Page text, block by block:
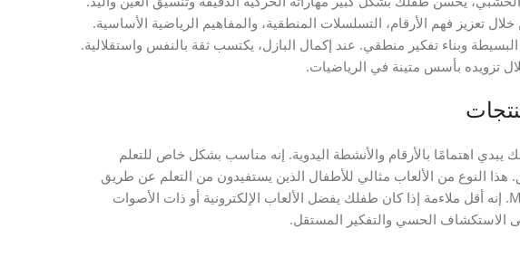
نمو الطفل بعمر 3 سنوات من خلال تعزيز فهم الأرقام، التسلسلات المنطقية، والمفاهيم الرياضية الأساسية.
وبناء تفكير منطقي. عند إكمال البازل، يكتسب ثقة بالنفس واستقلالية.
تزويده بأسس متينة في الرياضيات.
اهتمامًا بالأرقام والأنشطة اليدوية. إنه مناسب بشكل خاص للتعلم
هذا النوع من الألعاب مثالي للأطفال الذين يستفيدون من التعلم عن طريق
التلاعب، مستوحى من مبادئ تربية Montessori. إنه أقل ملاءمة إذا كان طفلك يفضل الألعاب الإلكترونية أو ذات الأصوات
الاستكشاف الحسي والتفكير المستقل.